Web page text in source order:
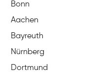
Bonn
Aachen
Bayreuth
Nürnberg
Dortmund